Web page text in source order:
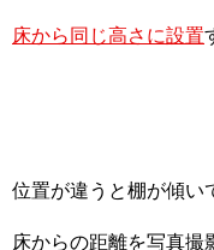
床から同じ高さに設置
位置が違うと棚が傾い
床からの距離を写真撮